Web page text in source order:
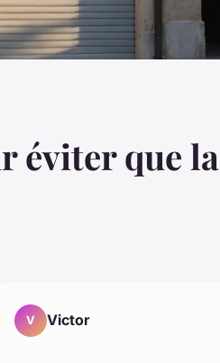
éviter que la
V Victor